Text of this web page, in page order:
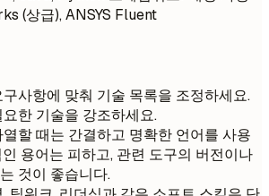
(상급), ANSYS Fluent
사항에 맞춰 기술 목록을 조정하세요.
한 기술을 강조하세요.
할 때는 간결하고 명확한 언어를 사용
용어는 피하고, 관련 도구의 버전이나
것이 좋습니다.